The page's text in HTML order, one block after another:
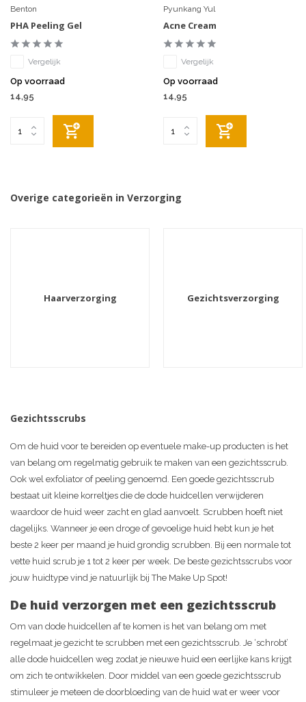
Benton
PHA Peeling Gel
Vergelijk
Op voorraad
14,95
Pyunkang Yul
Acne Cream
Vergelijk
Op voorraad
14,95
Overige categorieën in Verzorging
Haarverzorging Gezichtsverzorging
Gezichtsscrubs
Om de huid voor te bereiden op eventuele make-up producten is het
van belang om regelmatig gebruik te maken van een gezichtsscrub.
Ook wel exfoliator of peeling genoemd. Een goede gezichtsscrub
bestaat uit kleine korreltjes die de dode huidcellen verwijderen
waardoor de huid weer zacht en glad aanvoelt. Scrubben hoeft niet
dagelijks. Wanneer je een droge of gevoelige huid hebt kun je het
beste 2 keer per maand je huid grondig scrubben. Bij een normale tot
vette huid scrub je 1 tot 2 keer per week. De beste gezichtsscrubs voor
jouw huidtype vind je natuurlijk bij The Make Up Spot!
De huid verzorgen met een gezichtsscrub
Om van dode huidcellen af te komen is het van belang om met
regelmaat je gezicht te scrubben met een gezichtsscrub. Je ‘schrobt’
alle dode huidcellen weg zodat je nieuwe huid een eerlijke kans krijgt
om zich te ontwikkelen. Door middel van een goede gezichtsscrub
stimuleer je meteen de doorbloeding van de huid wat er weer voor